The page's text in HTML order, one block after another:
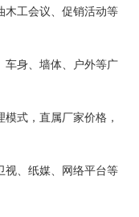
工会议、促销活动等
身、墙体、户外等广
式，直属厂家价格，
、纸媒、网络平台等